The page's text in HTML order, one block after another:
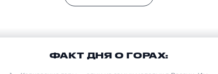
ФАКТ ДНЯ О ГОРАХ: